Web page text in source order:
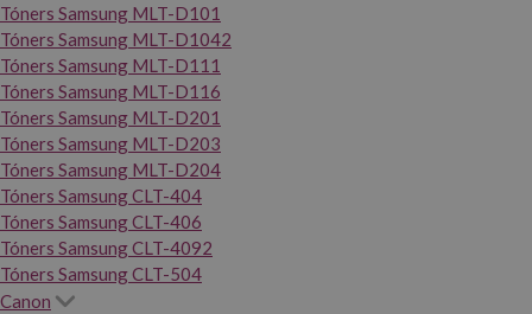
Tóners Samsung MLT-D101
Tóners Samsung MLT-D1042
Tóners Samsung MLT-D111
Tóners Samsung MLT-D116
Tóners Samsung MLT-D201
Tóners Samsung MLT-D203
Tóners Samsung MLT-D204
Tóners Samsung CLT-404
Tóners Samsung CLT-406
Tóners Samsung CLT-4092
Tóners Samsung CLT-504
Canon